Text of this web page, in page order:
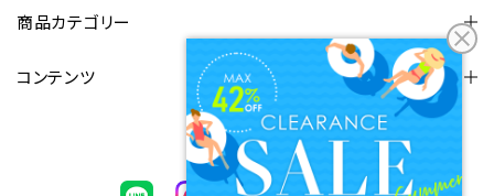
商品カテゴリー
コンテンツ
FOLLOW US